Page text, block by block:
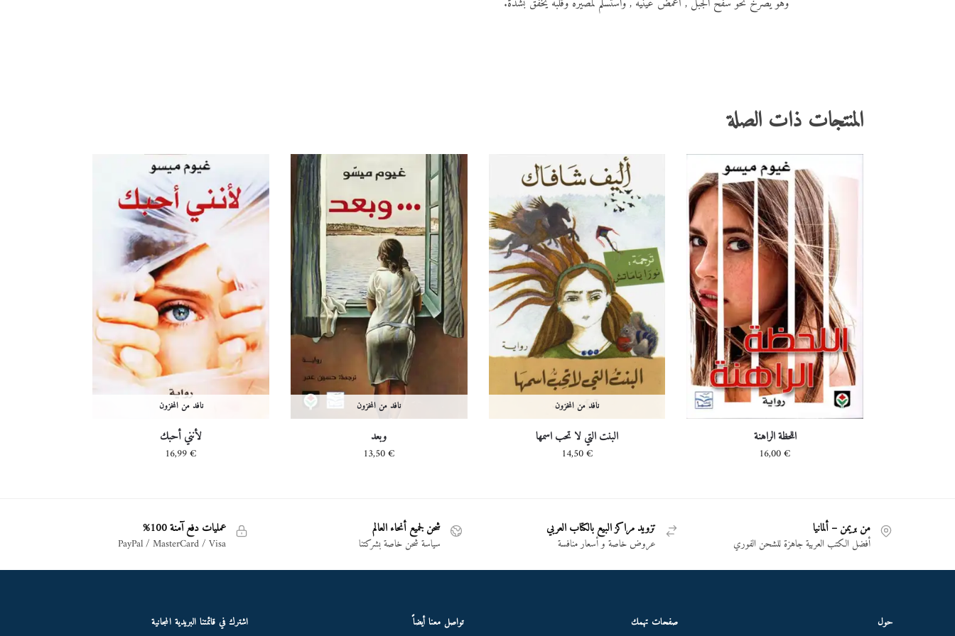
المنتجات ذات الصلة
اللحظة الراهنة
16,00€
نافد من المخزون
البنت التي لا تحب اسمها
14,50€
نافد من المخزون
وبعد
13,50€
نافد من المخزون
لأنني أحبك
16,99€
من بريمن – ألمانيا
أفضل الكتب العربية جاهزة للشحن الفوري
تزويد مراكز البيع بالكتاب العربي
عروض خاصة و أسعار منافسة
شحن لجميع أنحاء العالم
سياسة شحن خاصة بشركتنا
عمليات دفع آمنة 100%
PayPal / MasterCard / Visa
حول صفحات تهمك تواصل معنا أيضاً اشترك في قائمتنا البريدية المجانية